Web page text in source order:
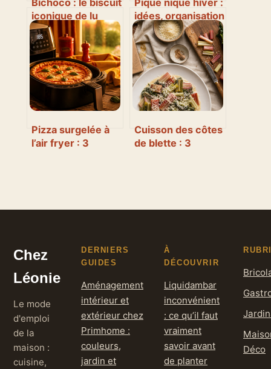
Bichoco : le biscuit
iconique de lu
passé au crible
Pique nique hiver :
idées, organisation
et conseils pour le
réussir
Pizza surgelée à
l’air fryer : 3
fondant
Cuisson des côtes
de blette : 3
Chez
Léonie
Le mode
d'emploi
de la
maison :
cuisine,
DERNIERS
GUIDES
Aménagement
intérieur et
extérieur chez
Primhome :
couleurs,
jardin et
À
DÉCOUVRIR
Liquidambar
inconvénient
: ce qu’il faut
vraiment
savoir avant
de planter
Déco